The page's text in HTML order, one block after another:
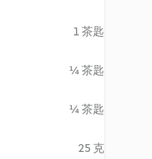
1 茶匙
¼ 茶匙
¼ 茶匙
25 克